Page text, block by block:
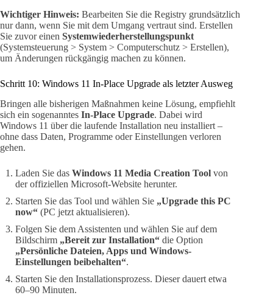
Wichtiger Hinweis: Bearbeiten Sie die Registry grundsätzlich
nur dann, wenn Sie mit dem Umgang vertraut sind. Erstellen
Sie zuvor einen Systemwiederherstellungspunkt
(Systemsteuerung > System > Computerschutz > Erstellen),
um Änderungen rückgängig machen zu können.
Schritt 10: Windows 11 In-Place Upgrade als letzter Ausweg
Bringen alle bisherigen Maßnahmen keine Lösung, empfiehlt
sich ein sogenanntes In-Place Upgrade. Dabei wird
Windows 11 über die laufende Installation neu installiert –
ohne dass Daten, Programme oder Einstellungen verloren
gehen.
Laden Sie das Windows 11 Media Creation Tool von
der offiziellen Microsoft-Website herunter.
Starten Sie das Tool und wählen Sie „Upgrade this PC
now“ (PC jetzt aktualisieren).
Folgen Sie dem Assistenten und wählen Sie auf dem
Bildschirm „Bereit zur Installation“ die Option
„Persönliche Dateien, Apps und Windows-
Einstellungen beibehalten“.
Starten Sie den Installationsprozess. Dieser dauert etwa
60–90 Minuten.